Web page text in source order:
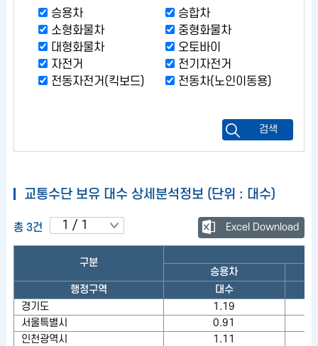
승용차
승합차
소형화물차
중형화물차
대형화물차
오토바이
자전거
전기자전거
전동자전거(킥보드)
전동차(노인이동용)
검색
교통수단 보유 대수 상세분석정보 (단위 : 대수)
총 3건 Excel Download
구분
승용차
행정구역
대수
경기도
1.19
서울특별시
0.91
인천광역시
1.11